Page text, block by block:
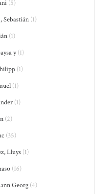
(5)
Sebastián(1)
(1)
y(1)
(1)
(1)
(1)
(2)
(35)
Lluys(1)
(16)
Georg (4)